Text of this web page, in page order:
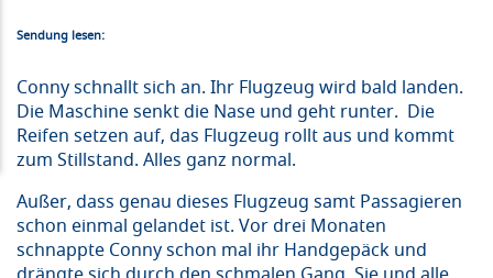
Sendung lesen:
Conny schnallt sich an. Ihr Flugzeug wird bald landen.
Die Maschine senkt die Nase und geht runter. Die
Reifen setzen auf, das Flugzeug rollt aus und kommt
zum Stillstand. Alles ganz normal.
Außer, dass genau dieses Flugzeug samt Passagieren
schon einmal gelandet ist. Vor drei Monaten
schnappte Conny schon mal ihr Handgepäck und